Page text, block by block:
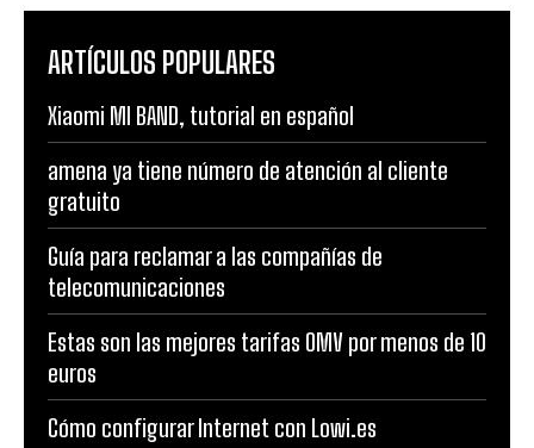
ARTÍCULOS POPULARES
Xiaomi MI BAND, tutorial en español
amena ya tiene número de atención al cliente
gratuito
Guía para reclamar a las compañías de
telecomunicaciones
Estas son las mejores tarifas OMV por menos de 10
euros
Cómo configurar Internet con Lowi.es